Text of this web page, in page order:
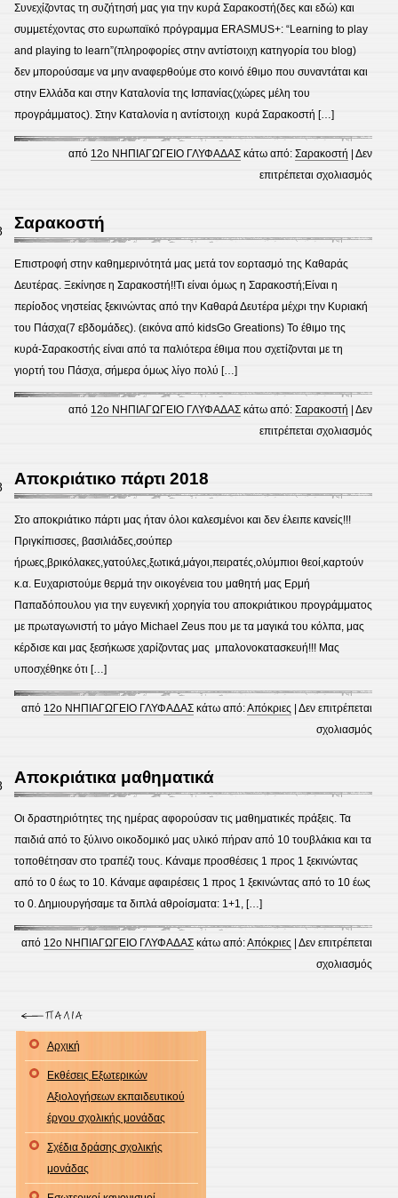
Συνεχίζοντας τη συζήτησή μας για την κυρά Σαρακοστή(δες και εδώ) και
συμμετέχοντας στο ευρωπαϊκό πρόγραμμα ERASMUS+: “Learning to play
and playing to learn”(πληροφορίες στην αντίστοιχη κατηγορία του blog)
δεν μπορούσαμε να μην αναφερθούμε στο κοινό έθιμο που συναντάται και
στην Ελλάδα και στην Καταλονία της Ισπανίας(χώρες μέλη του
προγράμματος). Στην Καταλονία η αντίστοιχη κυρά Σαρακοστή […]
από 12ο ΝΗΠΙΑΓΩΓΕΙΟ ΓΛΥΦΑΔΑΣ κάτω από:Σαρακοστή |Δεν
επιτρέπεται σχολιασμός
Σαρακοστή
Επιστροφή στην καθημερινότητά μας μετά τον εορτασμό της Καθαράς
Δευτέρας. Ξεκίνησε η Σαρακοστή!!Τι είναι όμως η Σαρακοστή;Είναι η
περίοδος νηστείας ξεκινώντας από την Καθαρά Δευτέρα μέχρι την Κυριακή
του Πάσχα(7 εβδομάδες). (εικόνα από kidsGo Greations) Το έθιμο της
κυρά-Σαρακοστής είναι από τα παλιότερα έθιμα που σχετίζονται με τη
γιορτή του Πάσχα, σήμερα όμως λίγο πολύ […]
από 12ο ΝΗΠΙΑΓΩΓΕΙΟ ΓΛΥΦΑΔΑΣ κάτω από:Σαρακοστή |Δεν
επιτρέπεται σχολιασμός
Αποκριάτικο πάρτι 2018
Στο αποκριάτικο πάρτι μας ήταν όλοι καλεσμένοι και δεν έλειπε κανείς!!!
Πριγκίπισσες, βασιλιάδες,σούπερ
ήρωες,βρικόλακες,γατούλες,ξωτικά,μάγοι,πειρατές,ολύμπιοι θεοί,καρτούν
κ.α. Ευχαριστούμε θερμά την οικογένεια του μαθητή μας Ερμή
Παπαδόπουλου για την ευγενική χορηγία του αποκριάτικου προγράμματος
με πρωταγωνιστή το μάγο Michael Zeus που με τα μαγικά του κόλπα, μας
κέρδισε και μας ξεσήκωσε χαρίζοντας μας μπαλονοκατασκευή!!! Μας
υποσχέθηκε ότι […]
από 12ο ΝΗΠΙΑΓΩΓΕΙΟ ΓΛΥΦΑΔΑΣ κάτω από:Απόκριες |Δεν επιτρέπεται
σχολιασμός
2018
Αποκριάτικα μαθηματικά
Οι δραστηριότητες της ημέρας αφορούσαν τις μαθηματικές πράξεις. Τα
παιδιά από το ξύλινο οικοδομικό μας υλικό πήραν από 10 τουβλάκια και τα
τοποθέτησαν στο τραπέζι τους. Κάναμε προσθέσεις 1 προς 1 ξεκινώντας
από το 0 έως το 10. Κάναμε αφαιρέσεις 1 προς 1 ξεκινώντας από το 10 έως
το 0. Δημιουργήσαμε τα διπλά αθροίσματα: 1+1, […]
από 12ο ΝΗΠΙΑΓΩΓΕΙΟ ΓΛΥΦΑΔΑΣ κάτω από:Απόκριες |Δεν επιτρέπεται
σχολιασμός
Αρχική
Εκθέσεις Εξωτερικών
Αξιολογήσεων εκπαιδευτικού
έργου σχολικής μονάδας
Σχέδια δράσης σχολικής
μονάδας